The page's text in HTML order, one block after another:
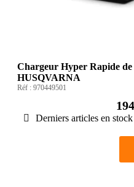
Chargeur Hyper Rapide
HUSQVARNA
Réf : 970449501
Derniers articles en stock